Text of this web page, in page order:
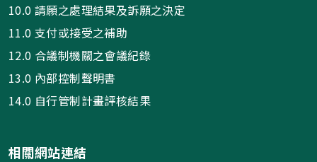
10.0 請願之處理結果及訴願之決定
11.0 支付或接受之補助
12.0 合議制機關之會議紀錄
13.0 內部控制聲明書
14.0 自行管制計畫評核結果
相關網站連結